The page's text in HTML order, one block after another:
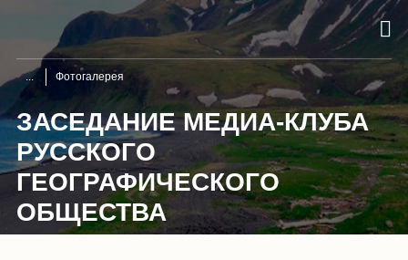
Фотогалерея
ЗАСЕДАНИЕ МЕДИА-КЛУБА
РУССКОГО
ГЕОГРАФИЧЕСКОГО
ОБЩЕСТВА